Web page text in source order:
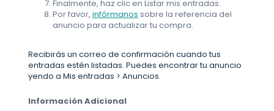
Finalmente, haz clic en Listar mis entradas.
Por favor, infórmanos sobre la referencia del
anuncio para actualizar tu compra.
Recibirás un correo de confirmación cuando tus
entradas estén listadas. Puedes encontrar tu anuncio
yendo a Mis entradas > Anuncios.
Información Adicional